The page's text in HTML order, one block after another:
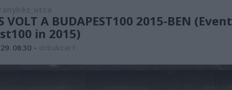
VOLT A BUDAPEST100 2015-BEN (Event
in 2015)
08:30 -